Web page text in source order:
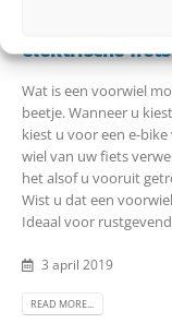
Verschil
elektrische fiets
Wat is een voorwiel
beetje. Wanneer u
kiest u voor een e-
wiel van uw fiets
het alsof u vooruit
Wist u dat een
Ideaal voor
3 april 2019
READ MORE...